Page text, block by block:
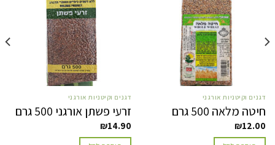
דגנים וקיטניות אורגני
חיטה מלאה 500 גרם
₪12.00
דגנים וקיטניות אורגני
זרעי פשתן אורגני 500 גרם
₪14.90